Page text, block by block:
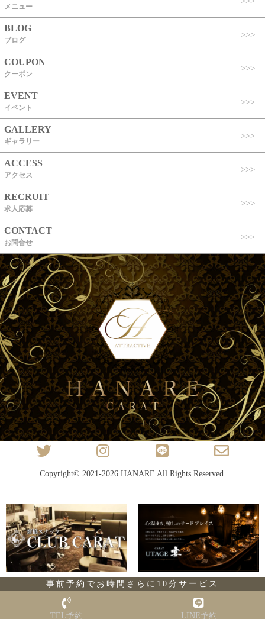
メニュー
BLOG
ブログ
COUPON
クーポン
EVENT
イベント
GALLERY
ギャラリー
ACCESS
アクセス
RECRUIT
求人応募
CONTACT
お問合せ
Copyright© 2021-2026 HANARE All Rights Reserved.
事前予約でお時間さらに10分サービス
TEL予約 LINE予約